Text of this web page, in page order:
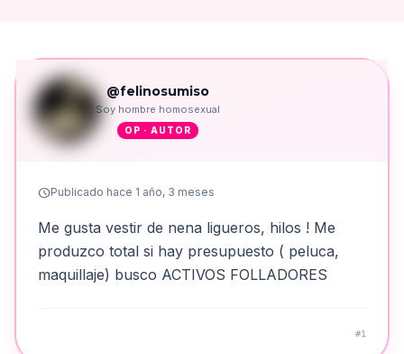
@felinosumiso
Soy hombre homosexual
OP · AUTOR
schedulePublicado hace 1 año, 3 meses
Me gusta vestir de nena ligueros, hilos ! Me
produzco total si hay presupuesto ( peluca,
maquillaje) busco ACTIVOS FOLLADORES
#1